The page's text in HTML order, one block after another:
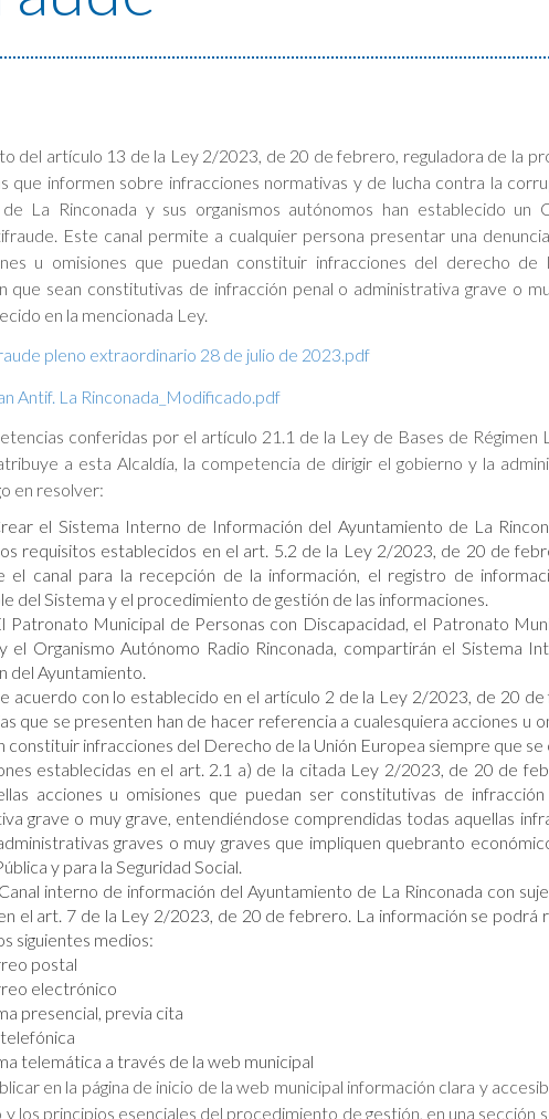
del artículo 13 de la Ley 2/2023, de 20 de febrero, reguladora de la
que informen sobre infracciones normativas y de lucha contra la
La Rinconada y sus organismos autónomos han establecido un
Este canal permite a cualquier persona presentar una
u omisiones que puedan constituir infracciones del derecho de
que sean constitutivas de infracción penal o administrativa grave o
en la mencionada Ley.
pleno extraordinario 28 de julio de 2023.pdf
Antif. La Rinconada_Modificado.pdf
conferidas por el artículo 21.1 de la Ley de Bases de Régimen
a esta Alcaldía, la competencia de dirigir el gobierno y la
en resolver:
el Sistema Interno de Información del Ayuntamiento de La
requisitos establecidos en el art. 5.2 de la Ley 2/2023, de 20 de
el canal para la recepción de la información, el registro de
del Sistema y el procedimiento de gestión de las informaciones.
Patronato Municipal de Personas con Discapacidad, el Patronato
el Organismo Autónomo Radio Rinconada, compartirán el Sistema
del Ayuntamiento.
acuerdo con lo establecido en el artículo 2 de la Ley 2/2023, de 20
que se presenten han de hacer referencia a cualesquiera acciones u
constituir infracciones del Derecho de la Unión Europea siempre que se
establecidas en el art. 2.1 a) de la citada Ley 2/2023, de 20 de
acciones u omisiones que puedan ser constitutivas de
grave o muy grave, entendiéndose comprendidas todas aquellas
graves o muy graves que impliquen quebranto
y para la Seguridad Social.
interno de información del Ayuntamiento de La Rinconada con
el art. 7 de la Ley 2/2023, de 20 de febrero. La información se podrá
siguientes medios:
postal
electrónico
presencial, previa cita
telemática a través de la web municipal
en la página de inicio de la web municipal información clara y
y los principios esenciales del procedimiento de gestión, en una sección